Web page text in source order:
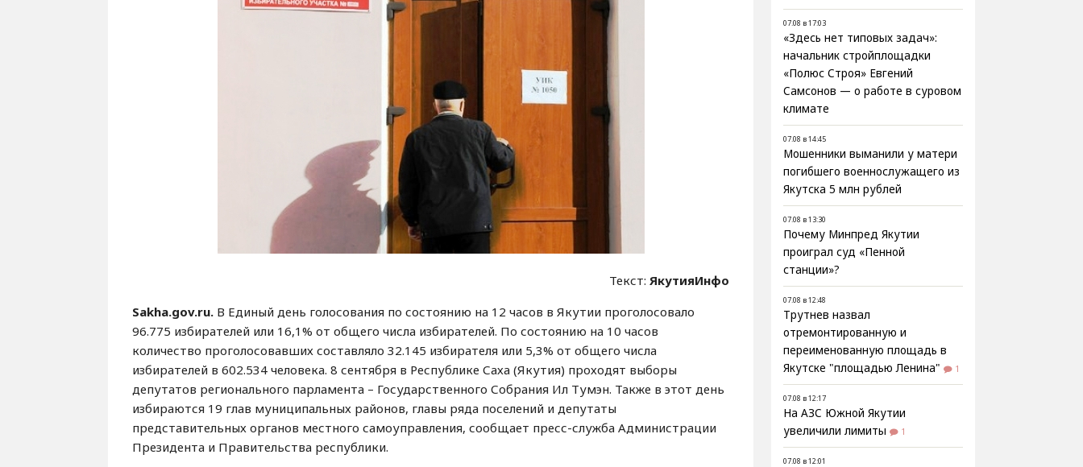
Текст:ЯкутияИнфо
Sakha.gov.ru. В Единый день голосования по состоянию на 12 часов в Якутии проголосовало
96.775 избирателей или 16,1% от общего числа избирателей. По состоянию на 10 часов
количество проголосовавших составляло 32.145 избирателя или 5,3% от общего числа
избирателей в 602.534 человека. 8 сентября в Республике Саха (Якутия) проходят выборы
депутатов регионального парламента – Государственного Собрания Ил Тумэн. Также в этот день
избираются 19 глав муниципальных районов, главы ряда поселений и депутаты
представительных органов местного самоуправления, сообщает пресс-служба Администрации
Президента и Правительства республики.
07.08 в 17:03
«Здесь нет типовых задач»:
начальник стройплощадки
«Полюс Строя» Евгений
Самсонов — о работе в суровом
климате
07.08 в 14:45
Мошенники выманили у матери
погибшего военнослужащего из
Якутска 5 млн рублей
07.08 в 13:30
Почему Минпред Якутии
проиграл суд «Пенной
станции»?
07.08 в 12:48
Трутнев назвал
отремонтированную и
переименованную площадь в
Якутске "площадью Ленина"
1
07.08 в 12:17
На АЗС Южной Якутии
увеличили лимиты
1
07.08 в 12:01